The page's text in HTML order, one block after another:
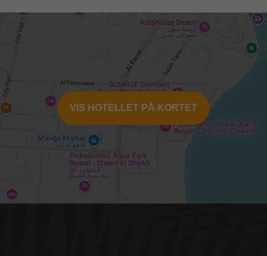
VIS HOTELLET PÅ KORTET